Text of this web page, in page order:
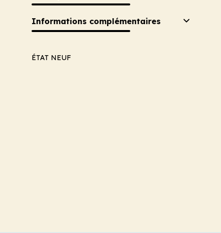
Informations complémentaires
ÉTAT NEUF